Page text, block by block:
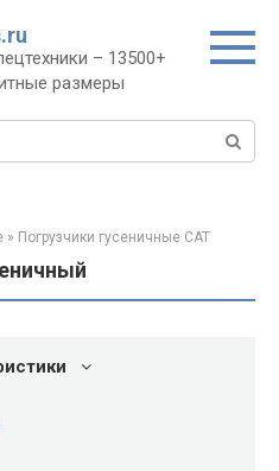
– 13500+
размеры
» Погрузчики гусеничные CAT